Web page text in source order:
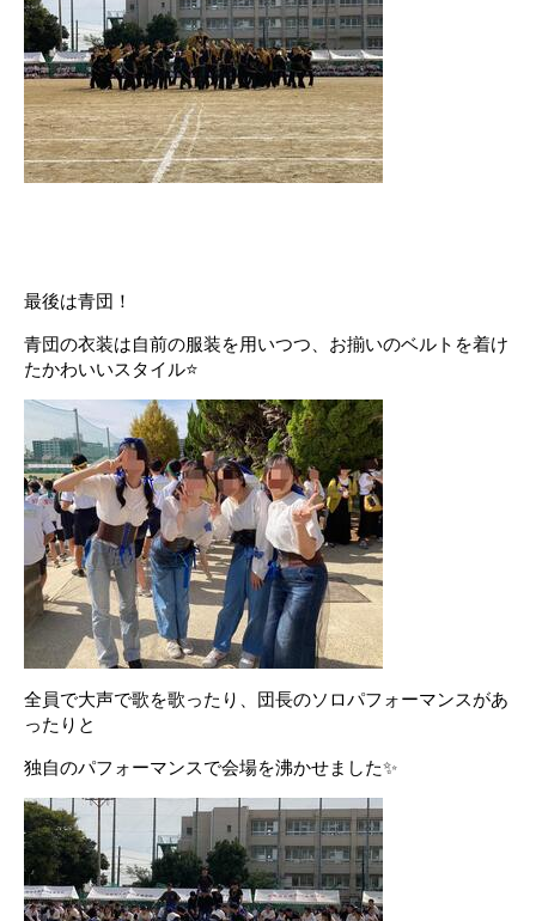
最後は青団！
青団の衣装は自前の服装を用いつつ、お揃いのベルトを着け
たかわいいスタイル⭐
全員で大声で歌を歌ったり、団長のソロパフォーマンスがあ
ったりと
独自のパフォーマンスで会場を沸かせました✨